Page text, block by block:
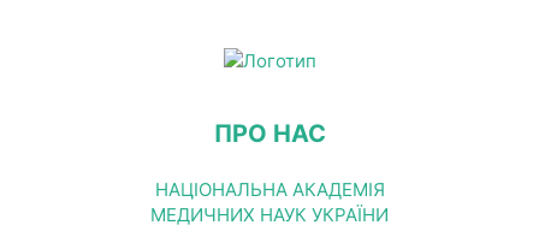
ПРО НАС
НАЦІОНАЛЬНА АКАДЕМІЯ
МЕДИЧНИХ НАУК УКРАЇНИ